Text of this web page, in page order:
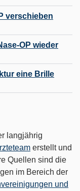
verschieben
OP wieder
eine Brille
langjährig
erstellt und
Quellen sind die
im Bereich der
und